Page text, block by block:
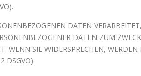
DATEN
DATEN ZUM
WENN SIE WIDERSPRECHEN,
DSGVO).